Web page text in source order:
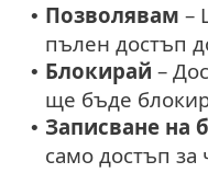
• Позволявам –
пълен достъп
• Блокирай –
ще бъде
• Записване на
само достъп за